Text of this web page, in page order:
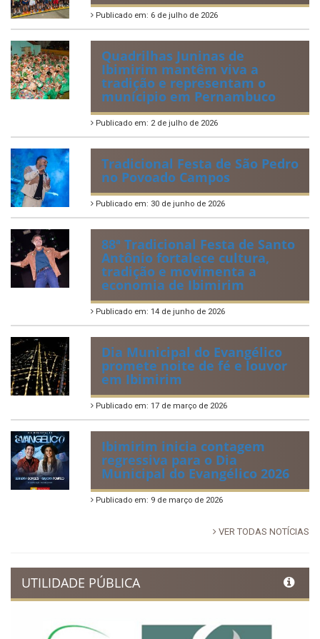
Publicado em: 6 de julho de 2026
Quadrilhas Juninas de
Ibimirim mantêm viva a
tradição e representam o
munícipio em Pernambuco
Publicado em: 2 de julho de 2026
Tradicional Festa de São Pedro
no Povoado Campos
Publicado em: 30 de junho de 2026
88ª Tradicional Festa de Santo
Antônio fortalece cultura,
tradição e movimenta a
economia de Ibimirim
Publicado em: 14 de junho de 2026
Dia Municipal do Evangélico
promete noite de fé e louvor
em Ibimirim
Publicado em: 17 de março de 2026
Ibimirim inicia contagem
regressiva para o Dia
Municipal do Evangélico 2026
Publicado em: 9 de março de 2026
VER TODAS NOTÍCIAS
UTILIDADE PÚBLICA